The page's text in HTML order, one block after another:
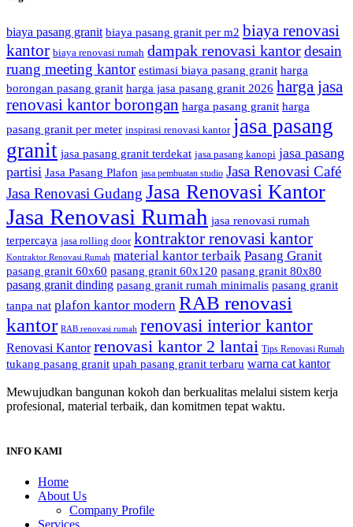
biaya pasang granit biaya pasang granit per m2 biaya renovasi
kantor biaya renovasi rumah dampak renovasi kantordesain
ruang meeting kantor estimasi biaya pasang granit harga
borongan pasang granit harga jasa pasang granit 2026 harga jasa
renovasi kantor borongan harga pasang granit harga
pasang granit per meter inspirasi renovasi kantor jasa pasang
granit jasa pasang granit terdekat jasa pasang kanopi jasa pasang
partisi Jasa Pasang Plafon jasa pembuatan studio Jasa Renovasi Café
Jasa Renovasi Gudang Jasa Renovasi Kantor
Jasa Renovasi Rumah jasa renovasi rumah
terpercaya jasa rolling door kontraktor renovasi kantor
Kontraktor Renovasi Rumah material kantor terbaik Pasang Granit
pasang granit 60x60 pasang granit 60x120 pasang granit 80x80
pasang granit dinding pasang granit rumah minimalis pasang granit
tanpa nat plafon kantor modern RAB renovasi
kantor RAB renovasi rumah renovasi interior kantor
Renovasi Kantor renovasi kantor 2 lantai Tips Renovasi Rumah
tukang pasang granit upah pasang granit terbaru warna cat kantor
Mewujudkan bangunan kokoh dan berkualitas melalui sistem kerja
profesional, material terbaik, dan komitmen tepat waktu.
INFO KAMI
Home
About Us
Company Profile
Services